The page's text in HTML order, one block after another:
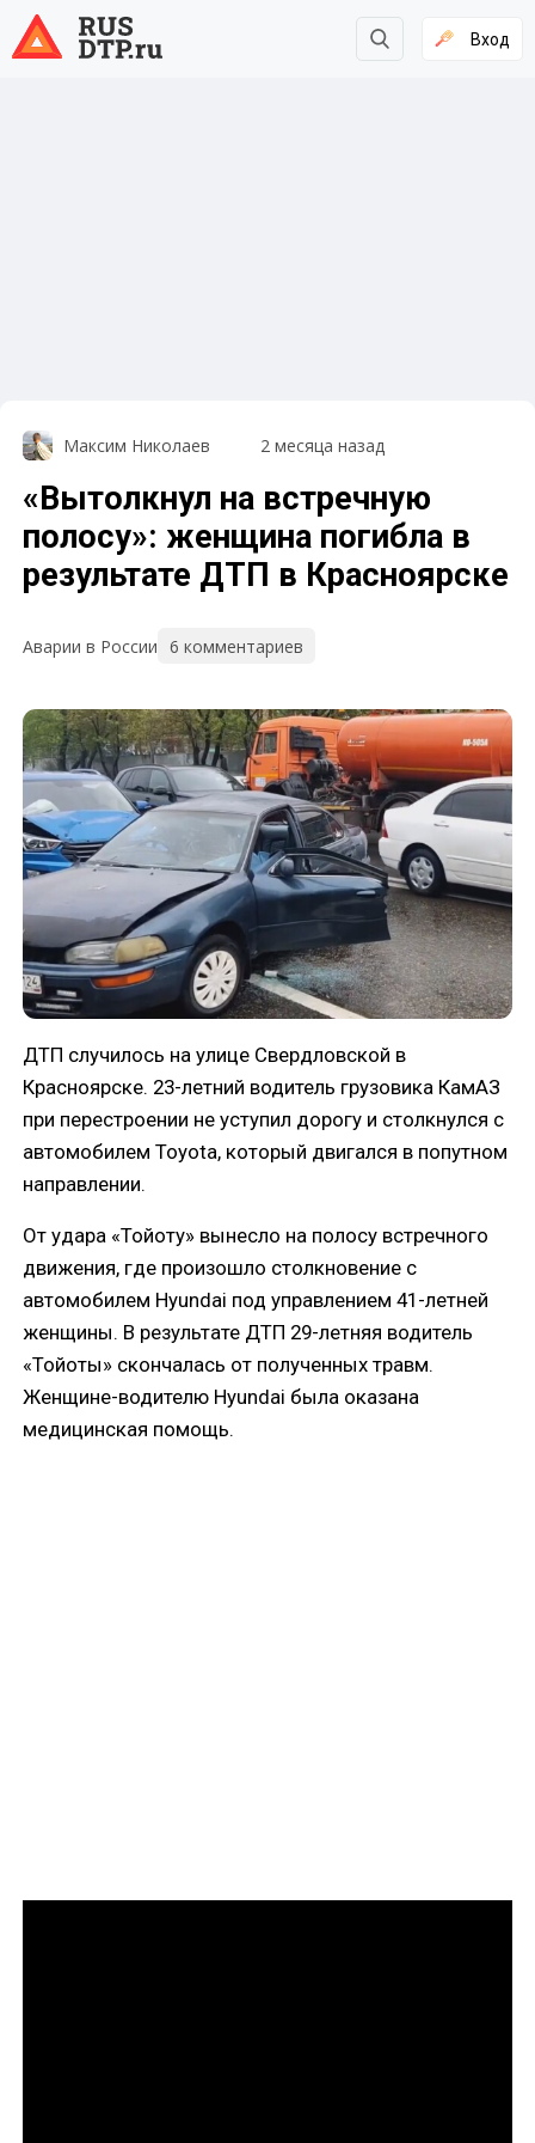
Вход
Максим Николаев 2 месяца назад
«Вытолкнул на встречную
полосу»: женщина погибла в
результате ДТП в Красноярске
Аварии в России 6 комментариев
ДТП случилось на улице Свердловской в
Красноярске. 23-летний водитель грузовика КамАЗ
при перестроении не уступил дорогу и столкнулся с
автомобилем Toyota, который двигался в попутном
направлении.
От удара «Тойоту» вынесло на полосу встречного
движения, где произошло столкновение с
автомобилем Hyundai под управлением 41-летней
женщины. В результате ДТП 29-летняя водитель
«Тойоты» скончалась от полученных травм.
Женщине-водителю Hyundai была оказана
медицинская помощь.